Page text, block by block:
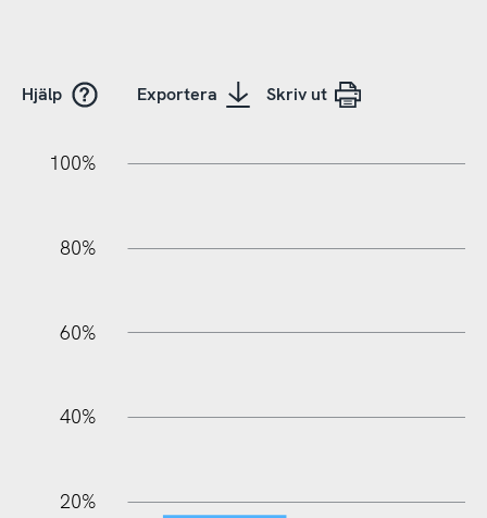
Hjälp Exportera Skriv ut
100%
80%
60%
40%
20%